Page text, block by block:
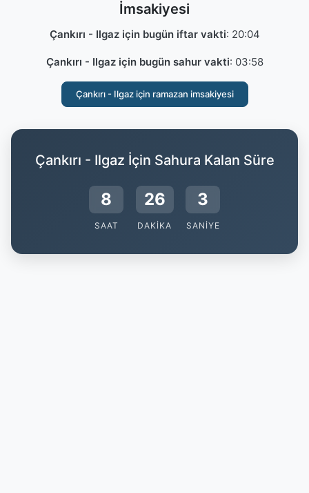
İmsakiyesi
Çankırı - Ilgaz için bugün iftar vakti: 20:04
Çankırı - Ilgaz için bugün sahur vakti: 03:58
Çankırı - Ilgaz için ramazan imsakiyesi
Çankırı - Ilgaz İçin Sahura Kalan Süre
8
SAAT
26
DAKIKA
2
SANIYE